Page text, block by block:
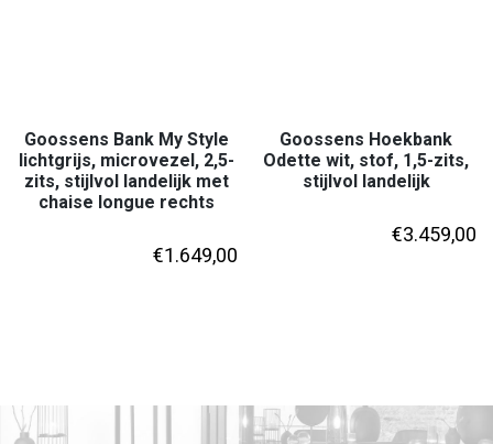
Goossens Bank My Style
lichtgrijs, microvezel, 2,5-
zits, stijlvol landelijk met
chaise longue rechts
€1.649,00
Goossens Hoekbank
Odette wit, stof, 1,5-zits,
stijlvol landelijk
€3.459,00